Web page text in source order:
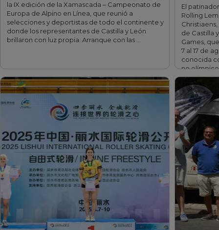
la IX edición de la Xamascada – Campeonato de
Europa de Alpino en Línea, que reunió a
selecciones y deportistas de todo el continente y
donde los representantes de Castilla y León
brillaron con luz propia. Arranque con las …
El
Rolling
de Castilla
Games,
7 al 17 de
conocida
no
fff fff